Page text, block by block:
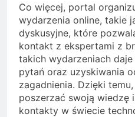
Co więcej, portal
wydarzenia online, takie
dyskusyjne, które
kontakt z ekspertami z
takich wydarzeniach
pytań oraz uzyskiwania
zagadnienia. Dzięki
poszerzać swoją wiedzę
kontakty w świecie